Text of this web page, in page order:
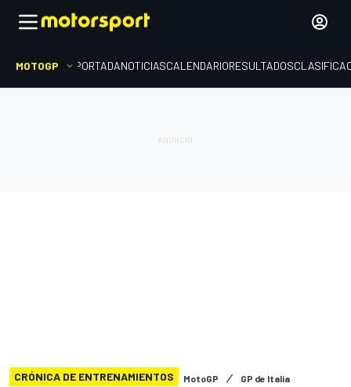
MOTOGP PORTADANOTICIASCALENDARIORESULTADOS
CRÓNICA DE ENTRENAMIENTOS MotoGP GP de Italia